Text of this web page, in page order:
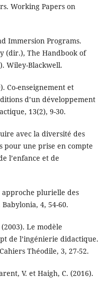
Working Papers on
Immersion Programs.
(dir.), The Handbook of
Wiley-Blackwell.
Co-enseignement et
d’un développement
13(2), 9-30.
avec la diversité des
pour une prise en compte
l’enfance et de
approche plurielle des
4, 54-60.
Le modèle
de l’ingénierie didactique.
Théodile, 3, 27-52.
V. et Haigh, C. (2016).